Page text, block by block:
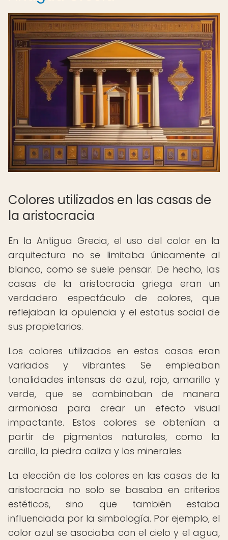
Colores utilizados en las casas de
la aristocracia
En la Antigua Grecia, el uso del color en la
arquitectura no se limitaba únicamente al
blanco, como se suele pensar. De hecho, las
casas de la aristocracia griega eran un
verdadero espectáculo de colores, que
reflejaban la opulencia y el estatus social de
sus propietarios.
Los colores utilizados en estas casas eran
variados y vibrantes. Se empleaban
tonalidades intensas de azul, rojo, amarillo y
verde, que se combinaban de manera
armoniosa para crear un efecto visual
impactante. Estos colores se obtenían a
partir de pigmentos naturales, como la
arcilla, la piedra caliza y los minerales.
La elección de los colores en las casas de la
aristocracia no solo se basaba en criterios
estéticos, sino que también estaba
influenciada por la simbología. Por ejemplo, el
color azul se asociaba con el cielo y el agua,